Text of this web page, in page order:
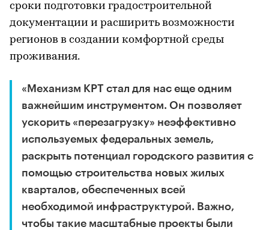
сроки подготовки градостроительной
документации и расширить возможности
регионов в создании комфортной среды
проживания.
«Механизм КРТ стал для нас еще одним
важнейшим инструментом. Он позволяет
ускорить «перезагрузку» неэффективно
используемых федеральных земель,
раскрыть потенциал городского развития с
помощью строительства новых жилых
кварталов, обеспеченных всей
необходимой инфраструктурой. Важно,
чтобы такие масштабные проекты были